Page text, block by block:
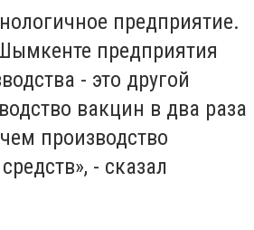
предприятие.
предприятия
- это другой
вакцин в два раза
производство
- сказал